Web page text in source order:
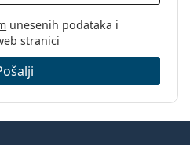
unesenih podataka i
stranici